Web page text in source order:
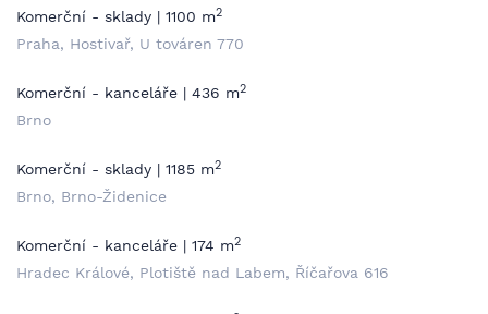
Komerční - sklady | 1100 m2
Praha, Hostivař, U továren 770
Komerční - kanceláře | 436 m2
Brno
Komerční - sklady | 1185 m2
Brno, Brno-Židenice
Komerční - kanceláře | 174 m2
Hradec Králové, Plotiště nad Labem, Říčařova 616